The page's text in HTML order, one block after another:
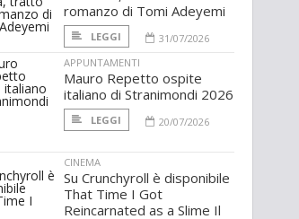
romanzo di Tomi Adeyemi
LEGGI
31/07/2026
APPUNTAMENTI
Mauro Repetto ospite
italiano di Stranimondi 2026
LEGGI 20/07/2026
CINEMA
Su Crunchyroll è disponibile
That Time I Got
Reincarnated as a Slime Il